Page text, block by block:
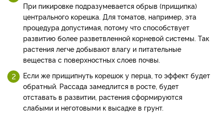
При пикировке подразумевается обрыв (прищипка)
центрального корешка. Для томатов, например, эта
процедура допустимая, потому что способствует
развитию более разветвленной корневой системы. Так
растения легче добывают влагу и питательные
вещества с поверхностных слоев почвы.
Если же прищипнуть корешок у перца, то эффект будет
обратный. Рассада замедлится в росте, будет
отставать в развитии, растения сформируются
слабыми и неготовыми к высадке в грунт.